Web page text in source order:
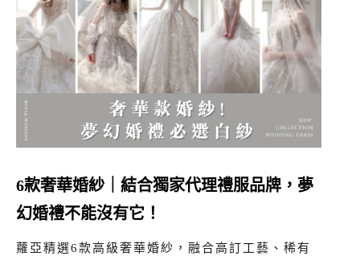
6款奢華婚紗｜結合獨家代理禮服品牌，夢
幻婚禮不能沒有它！
蘿亞精選6款高級奢華婚紗，融合高訂工藝、稀有